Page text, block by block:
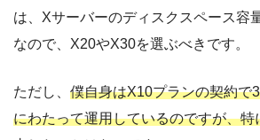
は、Xサーバーのディスクスペース容
なので、X20やX30を選ぶべきです。
ただし、 僕自身はX10プランの契約で
にわたって運用しているのですが、